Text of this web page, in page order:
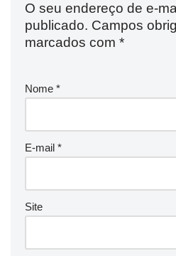
O seu endereço de e-
publicado. Campos
marcados com *
Nome *
E-mail *
Site